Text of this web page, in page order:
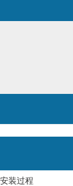
装过程